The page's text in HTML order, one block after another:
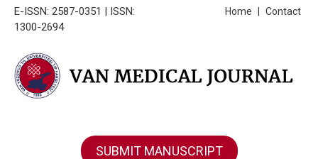
E-ISSN: 2587-0351 | ISSN:
1300-2694
Contact
Home
SUBMIT MANUSCRIPT